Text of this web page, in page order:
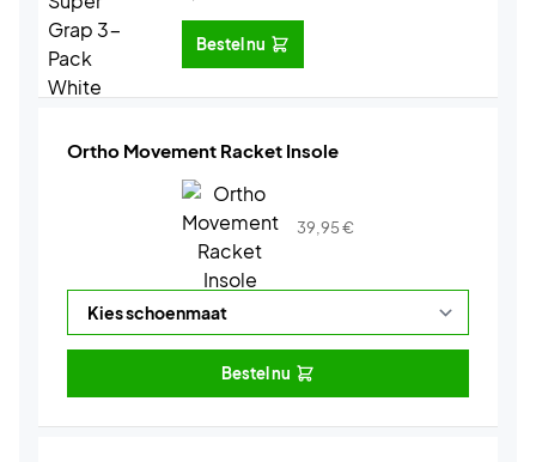
Bestel nu
Ortho Movement Racket Insole
39,95€
Bestel nu